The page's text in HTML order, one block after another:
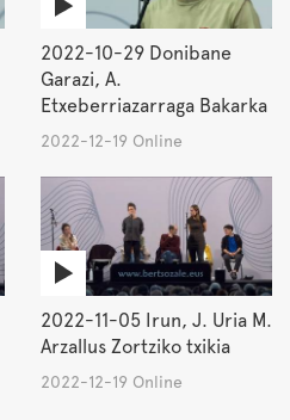
2022-10-29 Donibane
Garazi, A.
Etxeberriazarraga Bakarka
2022-12-19 Online
2022-11-05 Irun, J. Uria M.
Arzallus Zortziko txikia
2022-12-19 Online